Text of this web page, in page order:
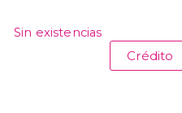
Sin existencias
Crédito